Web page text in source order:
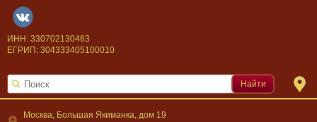
Москва, Большая Якиманка, дом 19
ИНН: 330702130463
ЕГРИП: 304333405100010
Найти